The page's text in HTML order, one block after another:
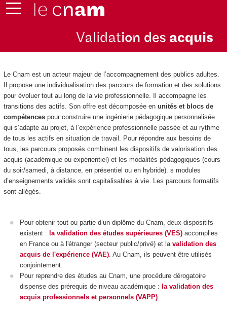
Validation des acquis
Le Cnam est un acteur majeur de l’accompagnement des publics adultes.
Il propose une individualisation des parcours de formation et des solutions
pour évoluer tout au long de la vie professionnelle. Il accompagne les
transitions des actifs. Son offre est décomposée en unités et blocs de
compétencespour construire une ingénierie pédagogique personnalisée
qui s’adapte au projet, à l’expérience professionnelle passée et au rythme
de tous les actifs en situation de travail. Pour répondre aux besoins de
tous, les parcours proposés combinent les dispositifs de valorisation des
acquis (académique ou expérientiel) et les modalités pédagogiques (cours
du soir/samedi, à distance, en présentiel ou en hybride). s modules
d’enseignements validés sont capitalisables à vie. Les parcours formatifs
sont allégés.
Pour obtenir tout ou partie d’un diplôme du Cnam, deux dispositifs
existent : la validation des études supérieures (VES) accomplies
en France ou à l'étranger (secteur public/privé) et lavalidation des
acquis de l'expérience (VAE). Au Cnam, ils peuvent être utilisés
conjointement.
Pour reprendre des études au Cnam, une procédure dérogatoire
dispense des prérequis de niveau académique : la validation des
acquis professionnels et personnels (VAPP)